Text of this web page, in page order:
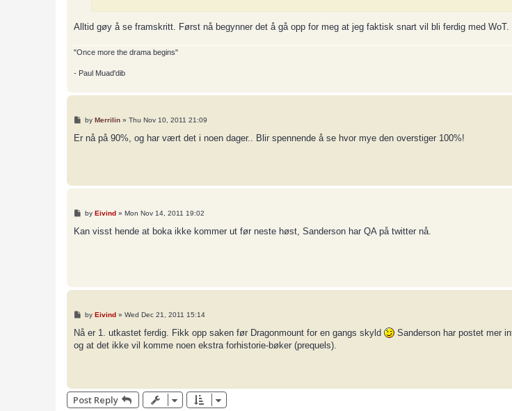
Alltid gøy å se framskritt. Først nå begynner det å gå opp for meg at jeg faktisk snart vil bli ferdig med WoT.
"Once more the drama begins"
- Paul Muad'dib
P
s
by Merrilin» Thu Nov 10, 2011 21:09
Er nå på 90%, og har vært det i noen dager.. Blir spennende å se hvor mye den overstiger 100%!
P
s
by Eivind» Mon Nov 14, 2011 19:02
Kan visst hende at boka ikke kommer ut før neste høst, Sanderson har QA på twitter nå.
P
s
by Eivind» Wed Dec 21, 2011 15:14
Nå er 1. utkastet ferdig. Fikk opp saken før Dragonmount for en gangs skyld
Sanderson har postet mer
og at det ikke vil komme noen ekstra forhistorie-bøker (prequels).
Post Reply